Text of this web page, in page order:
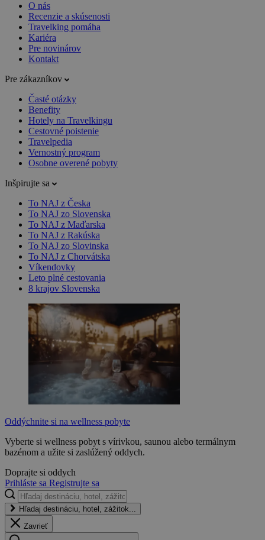
O nás
Recenzie a skúsenosti
Travelking pomáha
Kariéra
Pre novinárov
Kontakt
Pre zákazníkov
Časté otázky
Benefity
Hotely na Travelkingu
Cestovné poistenie
Travelpedia
Vernostný program
Osobne overené pobyty
Inšpirujte sa
To NAJ z Česka
To NAJ zo Slovenska
To NAJ z Maďarska
To NAJ z Rakúska
To NAJ zo Slovinska
To NAJ z Chorvátska
Víkendovky
Leto plné cestovania
8 krajov Slovenska
Oddýchnite si na wellness pobyte
Vyberte si wellness pobyt s vírivkou, saunou alebo termálnym
bazénom a užite si zaslúžený oddych.
Doprajte si oddych
Prihláste sa Registrujte sa
Hľadaj destináciu, hotel, zážitok...
Zavrieť